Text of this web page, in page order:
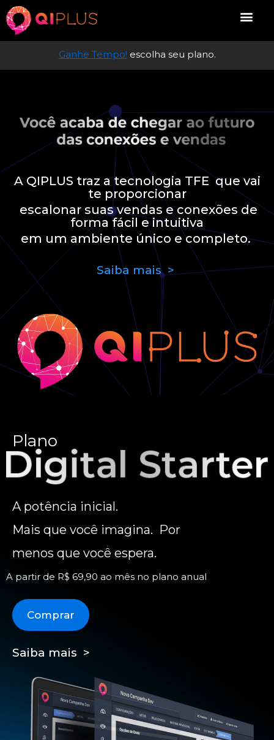
Ganhe Tempo! escolha seu plano.
A QIPLUS traz a tecnologia TFE que vai
te proporcionar
escalonar suas vendas e conexões de
forma fácil e intuitiva
em um ambiente único e completo.
Saiba mais >
Plano
A potência inicial.
Mais que você imagina. Por
menos que você espera.
A partir de R$ 69,90 ao mês no plano anual
Comprar
Saiba mais >